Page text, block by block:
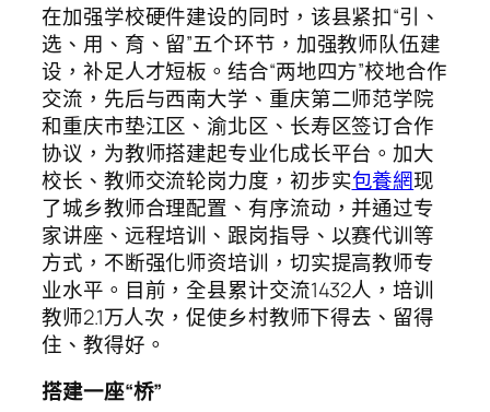
在加强学校硬件建设的同时，该县紧扣“引、
选、用、育、留”五个环节，加强教师队伍建
设，补足人才短板。结合“两地四方”校地合作
交流，先后与西南大学、重庆第二师范学院
和重庆市垫江区、渝北区、长寿区签订合作
协议，为教师搭建起专业化成长平台。加大
校长、教师交流轮岗力度，初步实包養網现
了城乡教师合理配置、有序流动，并通过专
家讲座、远程培训、跟岗指导、以赛代训等
方式，不断强化师资培训，切实提高教师专
业水平。目前，全县累计交流1432人，培训
教师2.1万人次，促使乡村教师下得去、留得
住、教得好。
搭建一座“桥”